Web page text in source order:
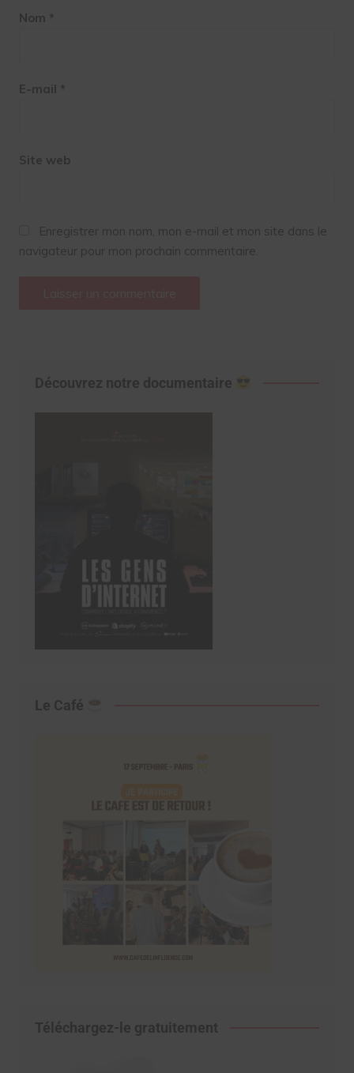
Nom *
E-mail *
Site web
Enregistrer mon nom, mon e-mail et mon site dans le
navigateur pour mon prochain commentaire.
Découvrez notre documentaire
Le Café
Téléchargez-le gratuitement